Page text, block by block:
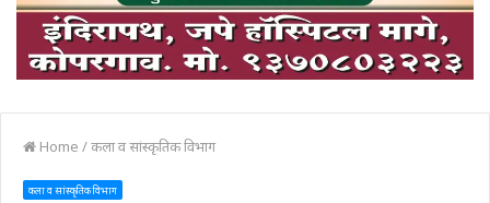
Home /कला व सांस्कृतिक विभाग
कला व सांस्कृतिक विभाग